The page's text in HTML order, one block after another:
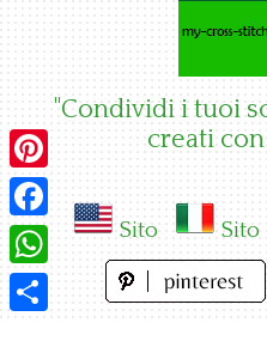
"Condividi i tuoi
creati
Sito Sito
Pinterest
Facebook
WhatsApp